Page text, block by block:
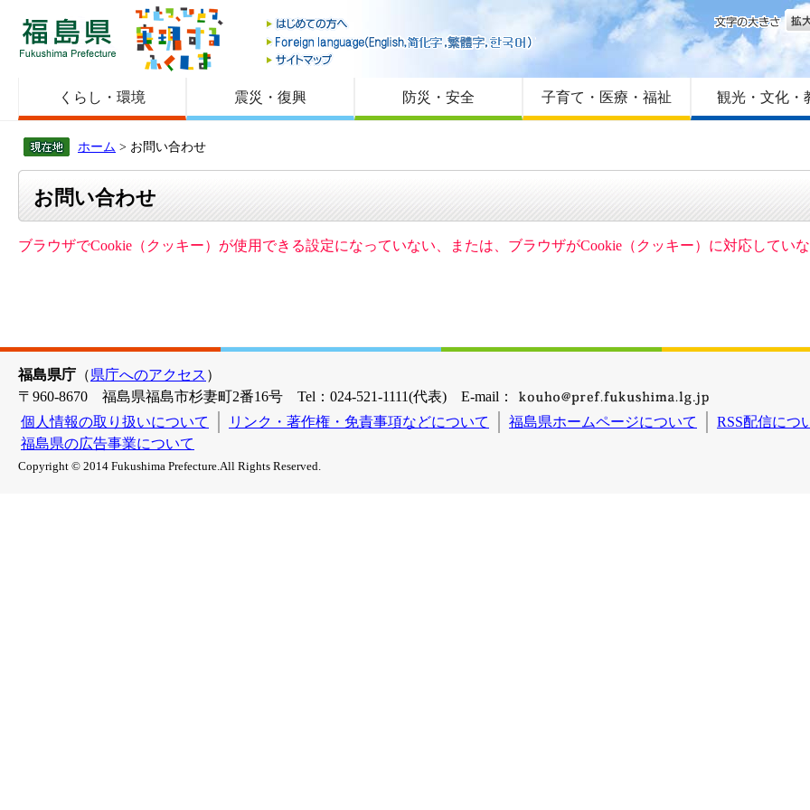
福島県
はじめての方へ
Foreign language
サイトマップ
文字
くらし・環境 震災・復興 防災・安全 子育て・医療・福祉 観光・文化・
ホーム > お問い合わせ
お問い合わせ
ブラウザでCookie（クッキー）が使用できる設定になっていない、または、ブラウザがCookie（クッキー）に対応してい
福島県庁 （県庁へのアクセス ）
〒960-8670 福島県福島市杉妻町2番16号 Tel：024-521-1111(代表) E-mail：
個人情報の取り扱いについて
リンク・著作権・免責事項などについて 福島県ホームページについて
RSS配信につ
福島県の広告事業について
Copyright © 2014 Fukushima Prefecture.All Rights Reserved.